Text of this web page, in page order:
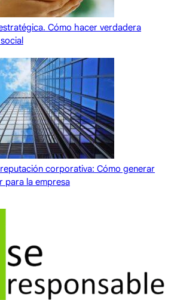
Cómo hacer verdadera
corporativa: Cómo generar
para la empresa